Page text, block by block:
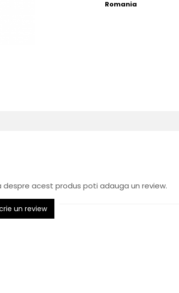
Romania
acest produs poti adauga un review.
un review